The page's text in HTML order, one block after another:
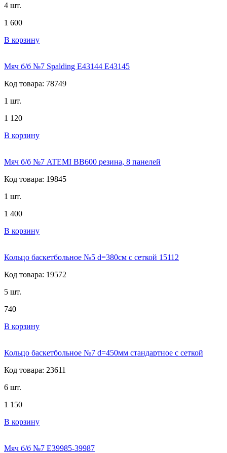
4 шт.
1 600
В корзину
Мяч б/б №7 Spalding E43144 E43145
Код товара: 78749
1 шт.
1 120
В корзину
Мяч б/б №7 ATEMI BB600 резина, 8 панелей
Код товара: 19845
1 шт.
1 400
В корзину
Кольцо баскетбольное №5 d=380см с сеткой 15112
Код товара: 19572
5 шт.
740
В корзину
Кольцо баскетбольное №7 d=450мм стандартное с сеткой
Код товара: 23611
6 шт.
1 150
В корзину
Мяч б/б №7 E39985-39987